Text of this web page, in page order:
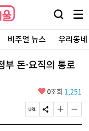
검
창
열
기
메
뉴
전
체
보
비주얼 뉴스 우리동
돈·요직의 통로
좋
요
0조회 1,251
페
이
S
N
글
자
글
자